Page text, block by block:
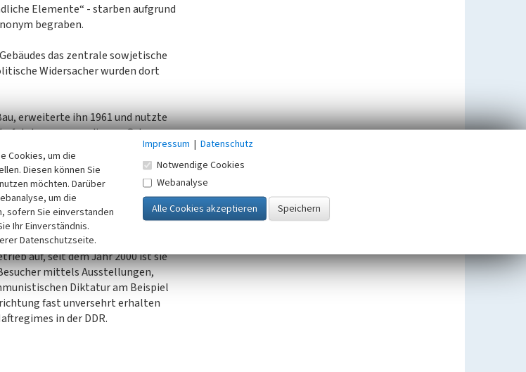
Elemente“ - starben aufgrund
begraben.
das zentrale sowjetische
Widersacher wurden dort
erweiterte ihn 1961 und nutzte
waren an diesem Ort
befand sich in
war. Das Gebiet war bis
geschlossen. 1992 wurden
auf, seit dem Jahr 2000 ist sie
mittels Ausstellungen,
Diktatur am Beispiel
fast unversehrt erhalten
in der DDR.
Cookies, um die
Diesen können Sie
möchten. Darüber
um die
sofern Sie einverstanden
Ihr Einverständnis.
Datenschutzseite.
Impressum | Datenschutz
Notwendige Cookies
Webanalyse